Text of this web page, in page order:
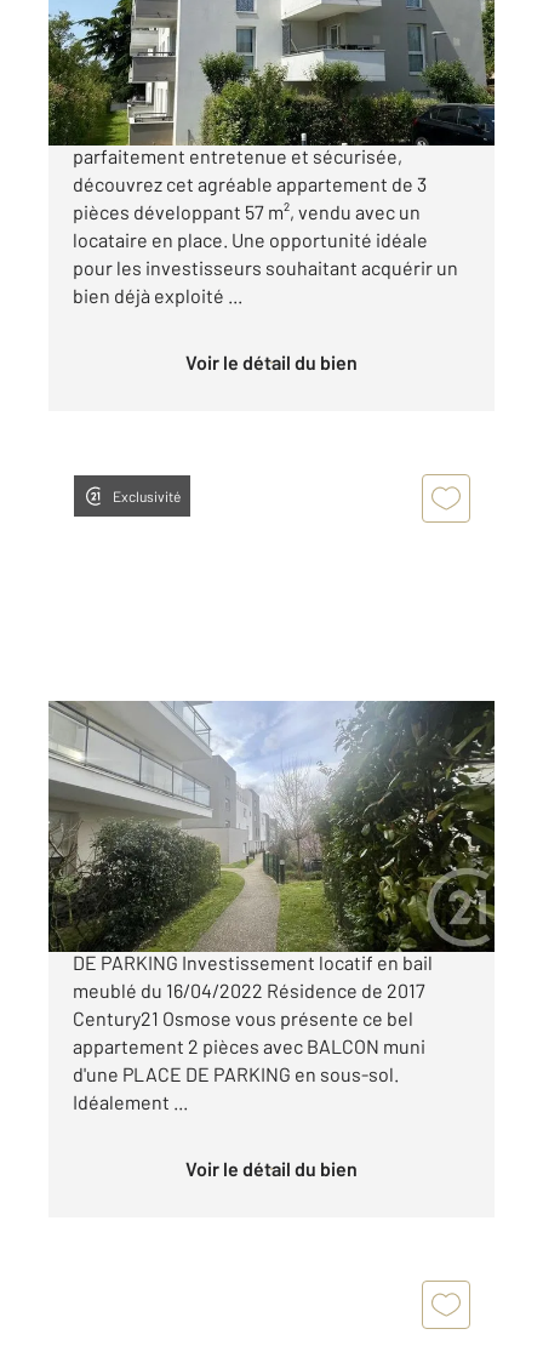
Appartement à vendre
193 000 €
Au sein d'une copropriété construite en 2018,
parfaitement entretenue et sécurisée,
découvrez cet agréable appartement de 3
pièces développant 57 m², vendu avec un
locataire en place. Une opportunité idéale
pour les investisseurs souhaitant acquérir un
bien déjà exploité ...
Voir le détail du bien
Exclusivité
ERAGNY SUR OISE 95
40,27 m2, 2 pièces
Ref : 677382
Appartement F2 à vendre
179 000 €
ÉRAGNY-SUR-OISE T2 avec BALCON et PLACE
DE PARKING Investissement locatif en bail
meublé du 16/04/2022 Résidence de 2017
Century21 Osmose vous présente ce bel
appartement 2 pièces avec BALCON muni
d'une PLACE DE PARKING en sous-sol.
Idéalement ...
Voir le détail du bien